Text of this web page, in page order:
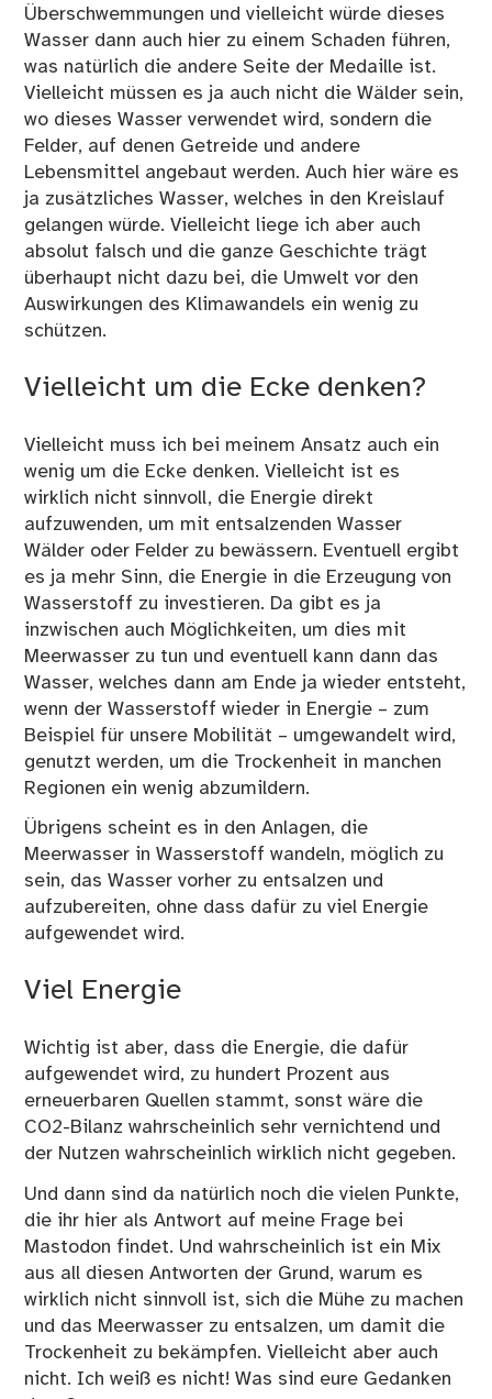
Überschwemmungen und vielleicht würde dieses
Wasser dann auch hier zu einem Schaden führen,
was natürlich die andere Seite der Medaille ist.
Vielleicht müssen es ja auch nicht die Wälder sein,
wo dieses Wasser verwendet wird, sondern die
Felder, auf denen Getreide und andere
Lebensmittel angebaut werden. Auch hier wäre es
ja zusätzliches Wasser, welches in den Kreislauf
gelangen würde. Vielleicht liege ich aber auch
absolut falsch und die ganze Geschichte trägt
überhaupt nicht dazu bei, die Umwelt vor den
Auswirkungen des Klimawandels ein wenig zu
schützen.
Vielleicht um die Ecke denken?
Vielleicht muss ich bei meinem Ansatz auch ein
wenig um die Ecke denken. Vielleicht ist es
wirklich nicht sinnvoll, die Energie direkt
aufzuwenden, um mit entsalzenden Wasser
Wälder oder Felder zu bewässern. Eventuell ergibt
es ja mehr Sinn, die Energie in die Erzeugung von
Wasserstoff zu investieren. Da gibt es ja
inzwischen auch Möglichkeiten, um dies mit
Meerwasser zu tun und eventuell kann dann das
Wasser, welches dann am Ende ja wieder entsteht,
wenn der Wasserstoff wieder in Energie – zum
Beispiel für unsere Mobilität – umgewandelt wird,
genutzt werden, um die Trockenheit in manchen
Regionen ein wenig abzumildern.
Übrigens scheint es in den Anlagen, die
Meerwasser in Wasserstoff wandeln, möglich zu
sein, dasWasser vorher zu entsalzen und
aufzubereiten, ohne dass dafür zu viel Energie
aufgewendet wird.
Viel Energie
Wichtig ist aber, dass die Energie, die dafür
aufgewendet wird, zu hundert Prozent aus
erneuerbaren Quellen stammt, sonst wäre die
CO2-Bilanz wahrscheinlich sehr vernichtend und
der Nutzen wahrscheinlich wirklich nicht gegeben.
Und dann sind da natürlich noch die vielen Punkte,
die ihr hier als Antwort auf meine Frage bei
Mastodon findet. Und wahrscheinlich ist ein Mix
aus all diesen Antworten der Grund, warum es
wirklich nicht sinnvoll ist, sich die Mühe zu machen
und das Meerwasser zu entsalzen, um damit die
Trockenheit zu bekämpfen. Vielleicht aber auch
nicht. Ich weiß es nicht! Was sind eure Gedanken